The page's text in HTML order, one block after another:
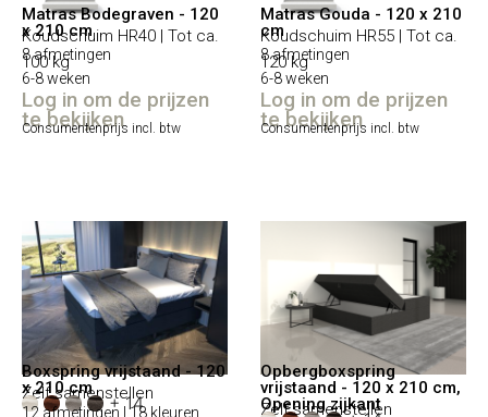
Matras Bodegraven - 120
x 210 cm
Koudschuim HR40 | Tot ca.
100 kg
8 afmetingen
6-8 weken
Log in om de prijzen
te bekijken
Consumentenprijs incl. btw
Matras Gouda - 120 x 210
cm
Koudschuim HR55 | Tot ca.
120 kg
8 afmetingen
6-8 weken
Log in om de prijzen
te bekijken
Consumentenprijs incl. btw
Boxspring vrijstaand - 120
x 210 cm
Zelf samenstellen
+ 14
12 afmetingen | 18 kleuren
Opbergboxspring
vrijstaand - 120 x 210 cm,
Opening zijkant
Zelf samenstellen